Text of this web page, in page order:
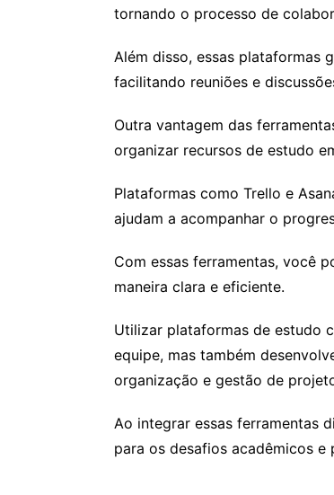
tornando o processo de
Além disso, essas plataformas
facilitando reuniões e
Outra vantagem das
organizar recursos de estudo
Plataformas como Trello e
ajudam a acompanhar o
Com essas ferramentas, você
maneira clara e eficiente.
Utilizar plataformas de estudo
equipe, mas também
organização e gestão de
Ao integrar essas ferramentas
para os desafios acadêmicos